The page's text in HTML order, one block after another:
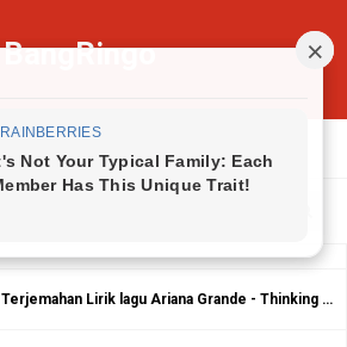
BangRingo
Terjemahan Lirik lagu Ariana Grande - Thinking Bout You